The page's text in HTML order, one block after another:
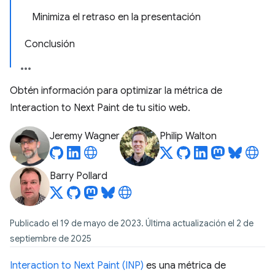
Minimiza el retraso en la presentación
Conclusión
Obtén información para optimizar la métrica de
Interaction to Next Paint de tu sitio web.
Jeremy Wagner Philip Walton
Barry Pollard
Publicado el 19 de mayo de 2023. Última actualización el 2 de
septiembre de 2025
Interaction to Next Paint (INP) es una métrica de